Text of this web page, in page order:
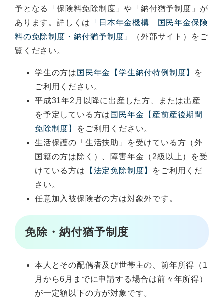
予となる「保険料免除制度」や「納付猶予制度」が
あります。詳しくは
「日本年金機構 国民年金保険
料の免除制度・納付猶予制度」
（外部サイト）をご
覧ください。
学生の方は 国民年金【学生納付特例制度】
を
ご利用ください。
平成31年2月以降に出産した方、または出産
を予定している方は 国民年金【産前産後期間
免除制度】
をご利用ください。
生活保護の「生活扶助」を受けている方（外
国籍の方は除く）、障害年金（2級以上）を受
けている方は
【法定免除制度】
をご利用くだ
さい。
任意加入被保険者の方は対象外です。
免除・納付猶予制度
本人とその配偶者及び世帯主の、前年所得（1
月から6月までに申請する場合は前々年所得）
が一定額以下の方が対象です。